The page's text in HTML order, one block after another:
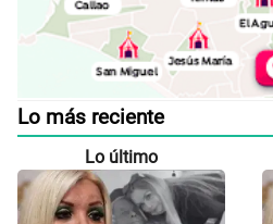
Lo más reciente
Lo último